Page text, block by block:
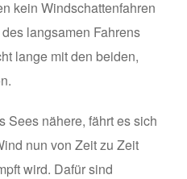
kein Windschattenfahren
langsamen Fahrens
lange mit den beiden,
Sees nähere, fährt es sich
nun von Zeit zu Zeit
wird. Dafür sind